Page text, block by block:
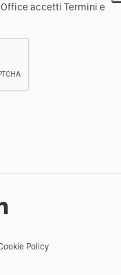
accetti Termini e
Policy